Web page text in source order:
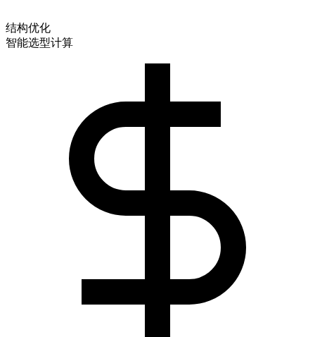
结构优化
智能选型计算